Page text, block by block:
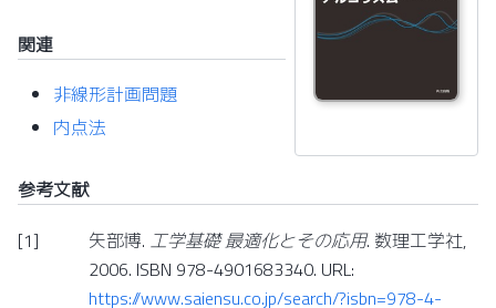
関連
非線形計画問題
内点法
参考文献
[1] 矢部博. 工学基礎 最適化とその応用. 数理工学社,
2006. ISBN 978-4901683340. URL:
https://www.saiensu.co.jp/search/?isbn=978-4-